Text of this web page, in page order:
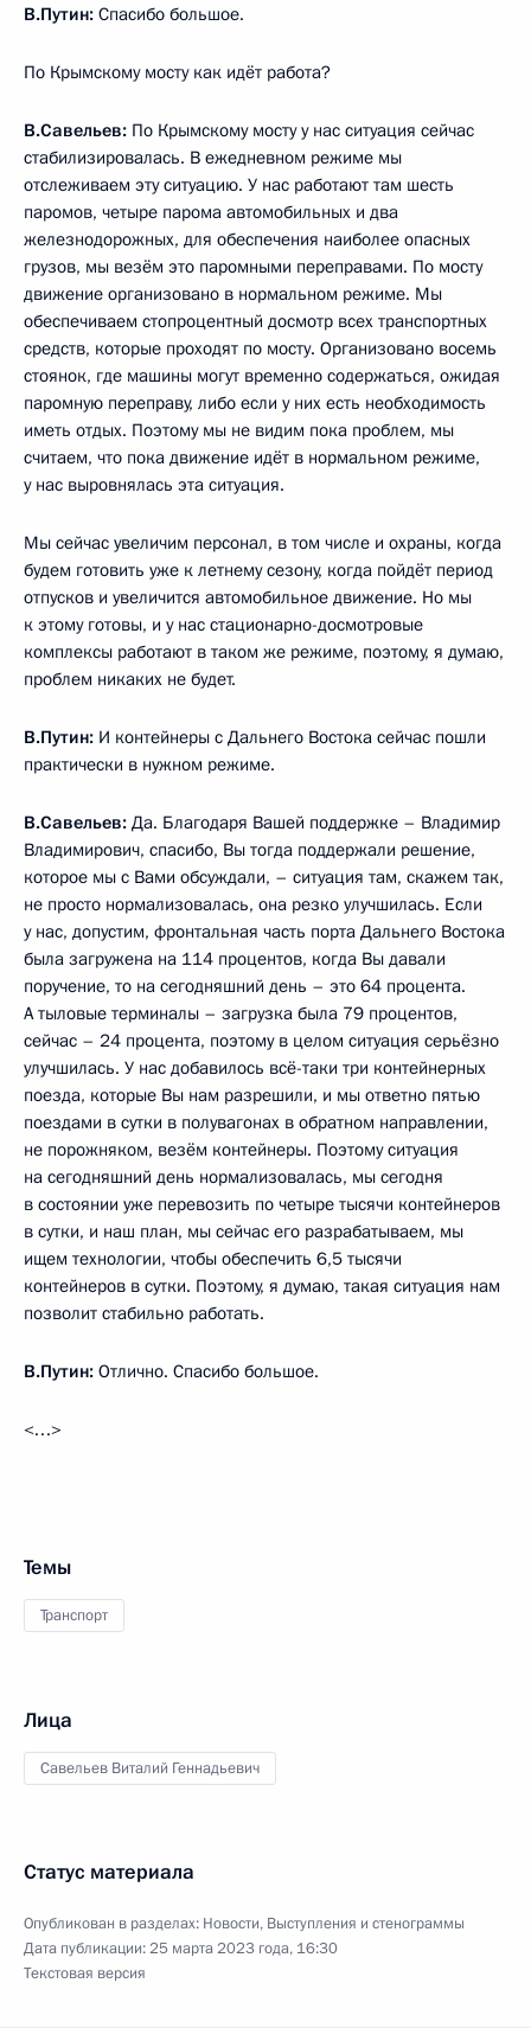
В.Путин: Спасибо большое.
По Крымскому мосту как идёт работа?
В.Савельев: По Крымскому мосту у нас ситуация сейчас
стабилизировалась. В ежедневном режиме мы
отслеживаем эту ситуацию. У нас работают там шесть
паромов, четыре парома автомобильных и два
железнодорожных, для обеспечения наиболее опасных
грузов, мы везём это паромными переправами. По мосту
движение организовано в нормальном режиме. Мы
обеспечиваем стопроцентный досмотр всех транспортных
средств, которые проходят по мосту. Организовано восемь
стоянок, где машины могут временно содержаться, ожидая
паромную переправу, либо если у них есть необходимость
иметь отдых. Поэтому мы не видим пока проблем, мы
считаем, что пока движение идёт в нормальном режиме,
у нас выровнялась эта ситуация.
Мы сейчас увеличим персонал, в том числе и охраны, когда
будем готовить уже к летнему сезону, когда пойдёт период
отпусков и увеличится автомобильное движение. Но мы
к этому готовы, и у нас стационарно-досмотровые
комплексы работают в таком же режиме, поэтому, я думаю,
проблем никаких не будет.
В.Путин: И контейнеры с Дальнего Востока сейчас пошли
практически в нужном режиме.
В.Савельев: Да. Благодаря Вашей поддержке – Владимир
Владимирович, спасибо, Вы тогда поддержали решение,
которое мы с Вами обсуждали, – ситуация там, скажем так,
не просто нормализовалась, она резко улучшилась. Если
у нас, допустим, фронтальная часть порта Дальнего Востока
была загружена на 114 процентов, когда Вы давали
поручение, то на сегодняшний день – это 64 процента.
А тыловые терминалы – загрузка была 79 процентов,
сейчас – 24 процента, поэтому в целом ситуация серьёзно
улучшилась. У нас добавилось всё-таки три контейнерных
поезда, которые Вы нам разрешили, и мы ответно пятью
поездами в сутки в полувагонах в обратном направлении,
не порожняком, везём контейнеры. Поэтому ситуация
на сегодняшний день нормализовалась, мы сегодня
в состоянии уже перевозить по четыре тысячи контейнеров
в сутки, и наш план, мы сейчас его разрабатываем, мы
ищем технологии, чтобы обеспечить 6,5 тысячи
контейнеров в сутки. Поэтому, я думаю, такая ситуация нам
позволит стабильно работать.
В.Путин: Отлично. Спасибо большое.
<…>
Темы
Транспорт
Лица
Савельев Виталий Геннадьевич
Статус материала
Опубликован в разделах: Новости, Выступления и стенограммы
Дата публикации:25 марта 2023 года, 16:30
Текстовая версия